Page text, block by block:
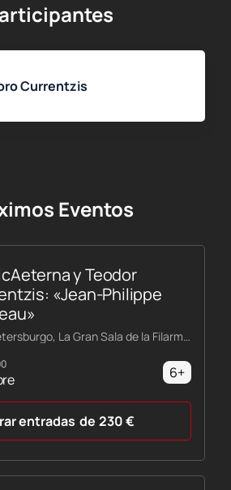
Currentzis
Eventos
y Teodor
«Jean-Philippe
San Petersburgo, La Gran Sala de la Filarmónica Shostakóvich
6+
entradas de 230€